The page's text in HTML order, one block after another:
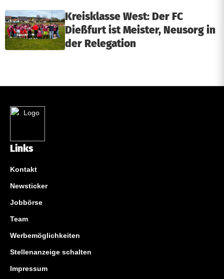
Kreisklasse West: Der FC
Dießfurt ist Meister, Neusorg in
der Relegation
Links
Kontakt
Newsticker
Jobbörse
Team
Werbemöglichkeiten
Stellenanzeige schalten
Impressum